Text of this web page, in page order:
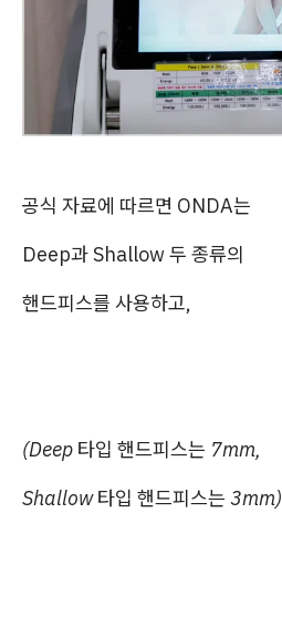
공식 자료에 따르면 ONDA는
Deep과 Shallow 두 종류의
핸드피스를 사용하고,
(Deep 타입 핸드피스는 7mm,
Shallow 타입 핸드피스는 3mm)